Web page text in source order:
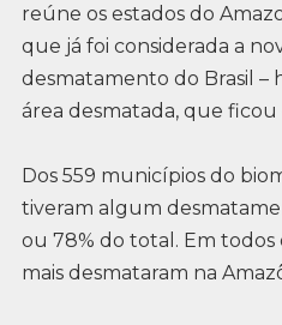
reúne os estados do
que já foi considerada a
desmatamento do Brasil –
área desmatada, que ficou
Dos 559 municípios do
tiveram algum
ou 78% do total. Em todos
mais desmataram na